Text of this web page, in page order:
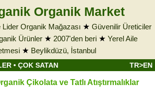
Organik Market
Organik Mağazası ★ Güvenilir Üreticiler
Ürünler★ 2007'den beri★ Yerel Aile
★ Beylikdüzü, İstanbul
• ÇOK SATAN TR>EN
Çikolata ve Tatlı Atıştırmalıklar